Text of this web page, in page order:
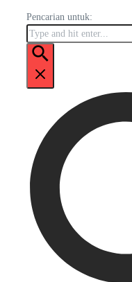
Pencarian untuk: